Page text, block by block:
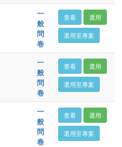
一
般
問
卷
查看 選用
選用至專案
一
般
問
卷
查看 選用
選用至專案
一
般
問
卷
查看 選用
選用至專案